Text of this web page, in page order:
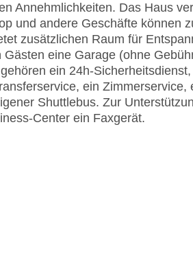
Annehmlichkeiten. Das Haus
und andere Geschäfte können
zusätzlichen Raum für
eine Garage (ohne
ein 24h-
ein Zimmerservice,
Shuttlebus. Zur
Center ein Faxgerät.